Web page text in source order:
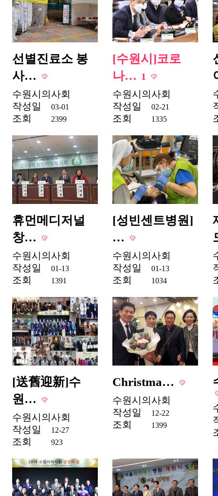
선별진료소 봉
사…
수원시의사회
작성일
03-01
조회 2399
[수원시]코로
나… 1
수원시의사회
작성일
02-21
조회 1335
휴먼메디저널
창…
수원시의사회
작성일
01-13
조회 1391
[성빈센트병원]
…
수원시의사회
작성일
01-13
조회 1034
[送舊迎新]수
원…
수원시의사회
작성일
12-27
조회 923
Christma…
수원시의사회
작성일
12-22
조회 1399